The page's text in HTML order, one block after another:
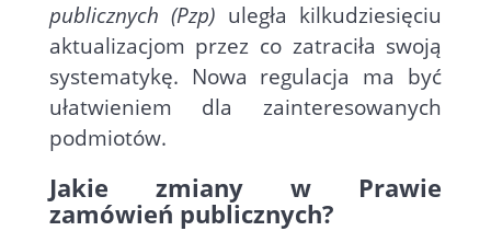
publicznych (Pzp) uległa kilkudziesięciu
aktualizacjom przez co zatraciła swoją
systematykę. Nowa regulacja ma być
ułatwieniem dla zainteresowanych
podmiotów.
Jakie zmiany w Prawie
zamówień publicznych?